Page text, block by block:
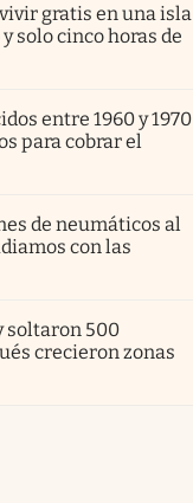
gratis en una isla
solo cinco horas de
entre 1960 y 1970
para cobrar el
de neumáticos al
con las
soltaron 500
crecieron zonas